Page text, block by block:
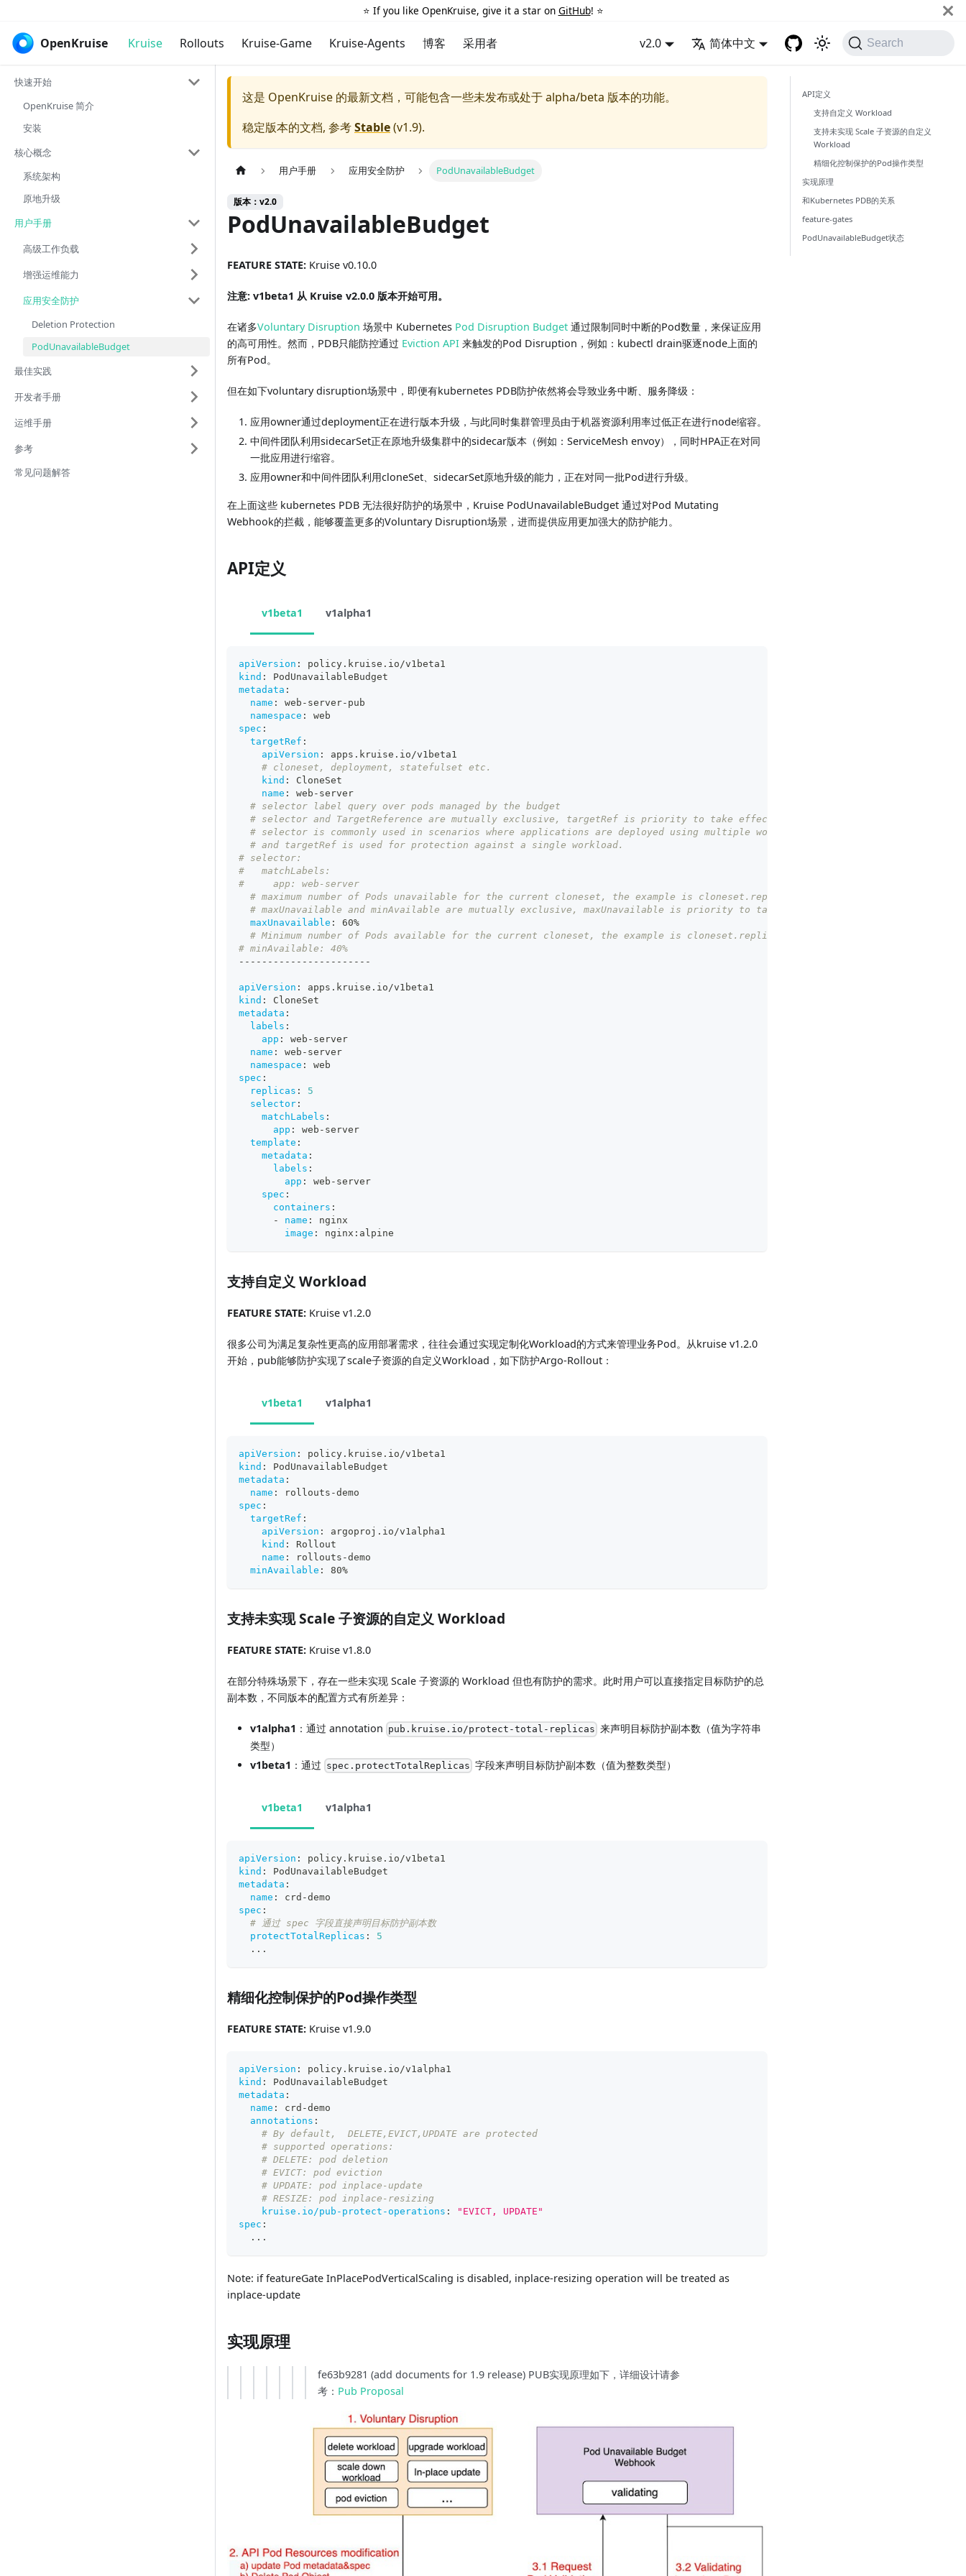
⭐️ If you like OpenKruise, give it a star on GitHub! ⭐️
OpenKruise Kruise Rollouts Kruise-Game Kruise-Agents 博客 采用者 v2.0 简体中文 Search
快速开始
OpenKruise 简介
安装
核心概念
系统架构
原地升级
用户手册
高级工作负载
增强运维能力
应用安全防护
Deletion Protection
PodUnavailableBudget
最佳实践
开发者手册
运维手册
参考
常见问题解答
这是 OpenKruise 的最新文档，可能包含一些未发布或处于 alpha/beta 版本的功能。
稳定版本的文档, 参考Stable(v1.9).
用户手册 应用安全防护 PodUnavailableBudget
版本：v2.0
PodUnavailableBudget
FEATURE STATE: Kruise v0.10.0
注意: v1beta1 从 Kruise v2.0.0 版本开始可用。
在诸多Voluntary Disruption 场景中 Kubernetes Pod Disruption Budget 通过限制同时中断的Pod数量，来保证应用
的高可用性。然而，PDB只能防控通过 Eviction API 来触发的Pod Disruption，例如：kubectl drain驱逐node上面的
所有Pod。
但在如下voluntary disruption场景中，即便有kubernetes PDB防护依然将会导致业务中断、服务降级：
应用owner通过deployment正在进行版本升级，与此同时集群管理员由于机器资源利用率过低正在进行node缩容。
中间件团队利用sidecarSet正在原地升级集群中的sidecar版本（例如：ServiceMesh envoy），同时HPA正在对同
一批应用进行缩容。
应用owner和中间件团队利用cloneSet、sidecarSet原地升级的能力，正在对同一批Pod进行升级。
在上面这些 kubernetes PDB 无法很好防护的场景中，Kruise PodUnavailableBudget 通过对Pod Mutating
Webhook的拦截，能够覆盖更多的Voluntary Disruption场景，进而提供应用更加强大的防护能力。
API定义
v1beta1 v1alpha1
apiVersion :
policy.kruise.io/v1beta1
kind :
PodUnavailableBudget
metadata :
name : web - server- pub
namespace :
web
spec :
targetRef :
apiVersion :
apps.kruise.io/v1beta1
# cloneset, deployment, statefulset etc.
kind :
CloneSet
name : web - server
# selector label query over pods managed by the budget
# selector and TargetReference are mutually exclusive, targetRef is priority to take effect.
# selector is commonly used in scenarios where applications are deployed using multiple workloads,
# and targetRef is used for protection against a single workload.
# selector:
#   matchLabels:
#     app: web-server
# maximum number of Pods unavailable for the current cloneset, the example is cloneset.replicas(5) * 60% = 3
# maxUnavailable and minAvailable are mutually exclusive, maxUnavailable is priority to take effect
maxUnavailable :
60%
# Minimum number of Pods available for the current cloneset, the example is cloneset.replicas(5) * 40% = 2
# minAvailable: 40%
--- --- --- --- --- --- --- - -
apiVersion :
apps.kruise.io/v1beta1
kind :
CloneSet
metadata :
labels :
app : web - server
name : web - server
namespace :
web
spec :
replicas :
5
selector :
matchLabels :
app : web - server
template :
metadata :
labels :
app : web - server
spec :
containers :
-
name :
nginx
image : nginx : alpine
支持自定义 Workload
FEATURE STATE: Kruise v1.2.0
很多公司为满足复杂性更高的应用部署需求，往往会通过实现定制化Workload的方式来管理业务Pod。从kruise v1.2.0
开始，pub能够防护实现了scale子资源的自定义Workload，如下防护Argo-Rollout：
v1beta1 v1alpha1
apiVersion :
policy.kruise.io/v1beta1
kind :
PodUnavailableBudget
metadata :
name : rollouts -demo
spec :
targetRef :
apiVersion :
argoproj.io/v1alpha1
kind :
Rollout
name : rollouts -demo
minAvailable : 80%
支持未实现 Scale 子资源的自定义 Workload
FEATURE STATE: Kruise v1.8.0
在部分特殊场景下，存在一些未实现 Scale 子资源的 Workload 但也有防护的需求。此时用户可以直接指定目标防护的总
副本数，不同版本的配置方式有所差异：
v1alpha1 ：通过 annotation pub.kruise.io/protect-total-replicas 来声明目标防护副本数（值为字符串
类型）
v1beta1 ：通过 spec.protectTotalReplicas 字段来声明目标防护副本数（值为整数类型）
v1beta1 v1alpha1
apiVersion :
policy.kruise.io/v1beta1
kind :
PodUnavailableBudget
metadata :
name : crd -demo
spec :
# 通过 spec 字段直接声明目标防护副本数
protectTotalReplicas :
5
...
精细化控制保护的Pod操作类型
FEATURE STATE: Kruise v1.9.0
apiVersion :
policy.kruise.io/v1alpha1
kind :
PodUnavailableBudget
metadata :
name : crd -demo
annotations :
# By default,  DELETE,EVICT,UPDATE are protected
# supported operations:
# DELETE: pod deletion
# EVICT: pod eviction
# UPDATE: pod inplace-update
# RESIZE: pod inplace-resizing
kruise.io/pub-protect-operations :
"EVICT, UPDATE"
spec :
...
Note: if featureGate InPlacePodVerticalScaling is disabled, inplace-resizing operation will be treated as
inplace-update
实现原理
fe63b9281 (add documents for 1.9 release) PUB实现原理如下，详细设计请参
考： Pub Proposal
API定义
支持自定义 Workload
支持未实现 Scale 子资源的自定义
Workload
精细化控制保护的Pod操作类型
实现原理
和Kubernetes PDB的关系
feature-gates
PodUnavailableBudget状态